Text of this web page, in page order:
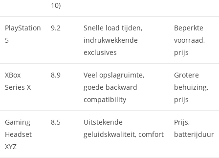
10)
PlayStation
5
9.2
Snelle load tijden,
indrukwekkende
exclusives
Beperkte
voorraad,
prijs
XBox
Series X
8.9
Veel opslagruimte,
goede backward
compatibility
Grotere
behuizing,
prijs
Gaming
Headset
XYZ
8.5
Uitstekende
geluidskwaliteit, comfort
Prijs,
batterijduur